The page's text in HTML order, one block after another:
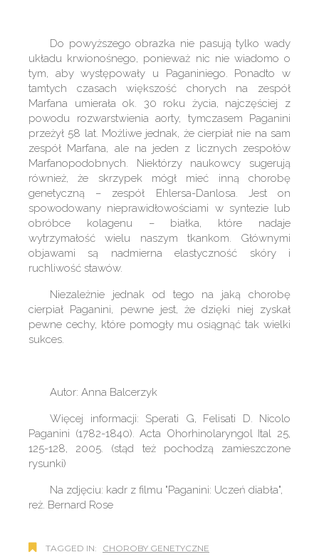
Do powyższego obrazka nie pasują tylko wady
układu krwionośnego, ponieważ nic nie wiadomo o
tym, aby występowały u Paganiniego. Ponadto w
tamtych czasach większość chorych na zespół
Marfana umierała ok. 30 roku życia, najczęściej z
powodu rozwarstwienia aorty, tymczasem Paganini
przeżył 58 lat. Możliwe jednak, że cierpiał nie na sam
zespół Marfana, ale na jeden z licznych zespołów
Marfanopodobnych. Niektórzy naukowcy sugerują
również, że skrzypek mógł mieć inną chorobę
genetyczną – zespół Ehlersa-Danlosa. Jest on
spowodowany nieprawidłowościami w syntezie lub
obróbce kolagenu – białka, które nadaje
wytrzymałość wielu naszym tkankom. Głównymi
objawami są nadmierna elastyczność skóry i
ruchliwość stawów.
Niezależnie jednak od tego na jaką chorobę
cierpiał Paganini, pewne jest, że dzięki niej zyskał
pewne cechy, które pomogły mu osiągnąć tak wielki
sukces.
Autor: Anna Balcerzyk
Więcej informacji: Sperati G, Felisati D. Nicolo
Paganini (1782-1840). Acta Ohorhinolaryngol Ital 25,
125-128, 2005. (stąd też pochodzą zamieszczone
rysunki)
Na zdjęciu: kadr z filmu "Paganini: Uczeń diabła",
reż. Bernard Rose
TAGGED IN: CHOROBY GENETYCZNE